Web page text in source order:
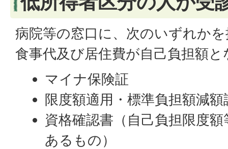
病院等の窓口に、次のいずれか
食事代及び居住費が自己負担額
マイナ保険証
限度額適用・標準負担額減額
資格確認書（自己負担限度
あるもの）